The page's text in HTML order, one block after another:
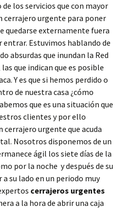
de los servicios que con mayor
cerrajero urgente para poner
quedarse externamente fuera
entrar. Estuvimos hablando de
absurdas que inundan la Red
que indican que es posible
Y es que si hemos perdido o
de nuestra casa ¿cómo
que es una situación que
clientes y por ello
cerrajero urgente que acuda
Nosotros disponemos de un
ágil los siete días de la
por la noche y después de su
su lado en un periodo muy
cerrajeros urgentes
a la hora de abrir una caja